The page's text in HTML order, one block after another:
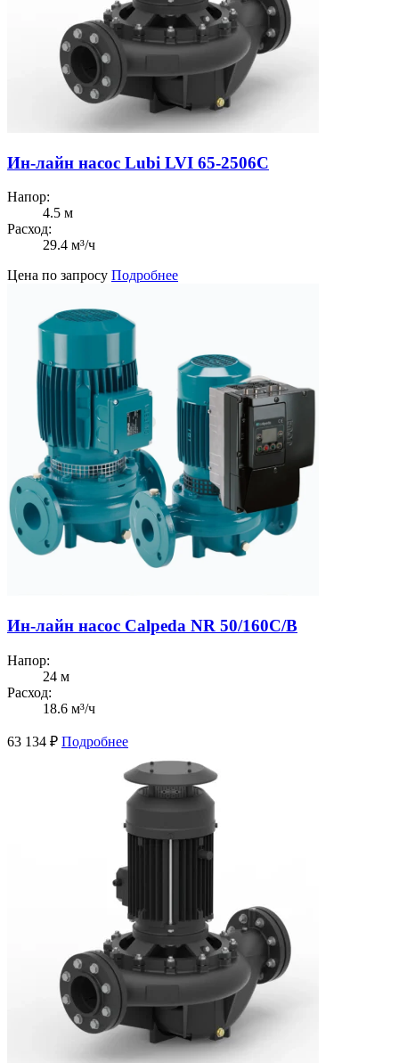
Ин-лайн насос Lubi LVI 65-2506C
Напор:
4.5 м
Расход:
29.4 м³/ч
Цена по запросу Подробнее
Ин-лайн насос Calpeda NR 50/160C/B
Напор:
24 м
Расход:
18.6 м³/ч
63 134 ₽ Подробнее